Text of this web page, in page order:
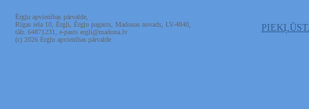
Ērgļu apvienības pārvalde,
Rīgas iela 10, Ērgļi, Ērgļu pagasts, Madonas novads, LV-4840,
tālr. 64871231, e-pasts ergli@madona.lv
(c) 2026 Ērgļu apvienības pārvalde